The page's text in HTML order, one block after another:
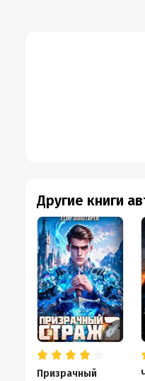
Другие книги
Призрачный